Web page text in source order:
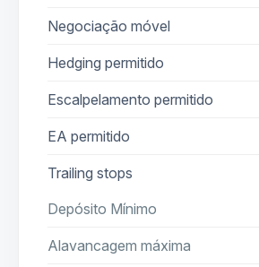
Negociação móvel
Hedging permitido
Escalpelamento permitido
EA permitido
Trailing stops
Depósito Mínimo
Alavancagem máxima